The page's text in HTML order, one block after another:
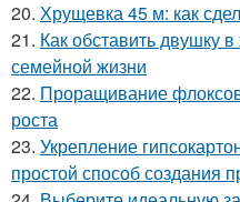
20. Хрущевка 45 м: как
21. Как обставить двушку
семейной жизни
22. Проращивание
роста
23. Укрепление
простой способ создания